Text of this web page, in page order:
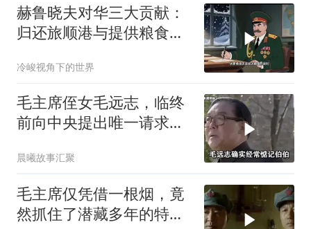
赫鲁晓夫对华三大贡献：
归还旅顺港与提供粮食援
冷峻视角下的世界
毛主席侄女毛远志，临终
前向中央提出唯一请求，
晨曦故事汇聚
毛主席仅凭借一根烟，竟
然抓住了潜藏多年的特务